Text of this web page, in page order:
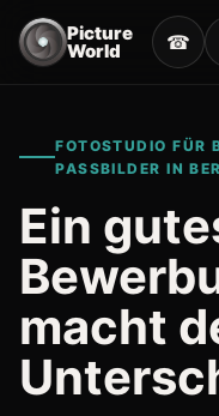
Picture
World ☎︎
FOTOSTUDIO FÜR
PASSBILDER IN
Ein
macht